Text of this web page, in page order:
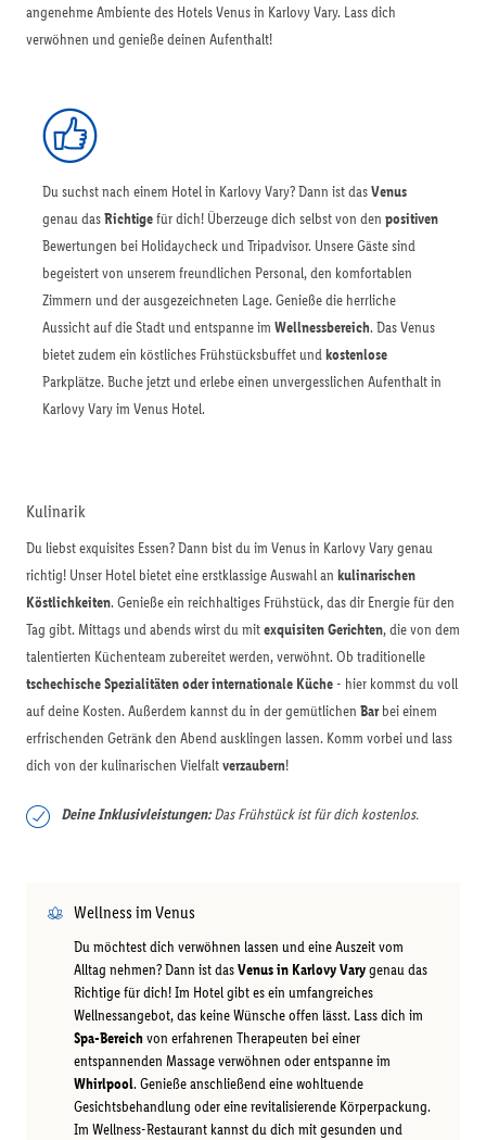
angenehme Ambiente des Hotels Venus in Karlovy Vary. Lass dich
verwöhnen und genieße deinen Aufenthalt!
Du suchst nach einem Hotel in Karlovy Vary? Dann ist dasVenus
genau dasRichtigefür dich! Überzeuge dich selbst von den positiven
Bewertungen bei Holidaycheck und Tripadvisor. Unsere Gäste sind
begeistert von unserem freundlichen Personal, den komfortablen
Zimmern und der ausgezeichneten Lage. Genieße die herrliche
Aussicht auf die Stadt und entspanne im Wellnessbereich. Das Venus
bietet zudem ein köstliches Frühstücksbuffet undkostenlose
Parkplätze. Buche jetzt und erlebe einen unvergesslichen Aufenthalt in
Karlovy Vary im Venus Hotel.
Kulinarik
Du liebst exquisites Essen? Dann bist du im Venus in Karlovy Vary genau
richtig! Unser Hotel bietet eine erstklassige Auswahl an kulinarischen
Köstlichkeiten. Genieße ein reichhaltiges Frühstück, das dir Energie für den
Tag gibt. Mittags und abends wirst du mitexquisiten Gerichten, die von dem
talentierten Küchenteam zubereitet werden, verwöhnt. Ob traditionelle
tschechische Spezialitäten oder internationale Küche - hier kommst du voll
auf deine Kosten. Außerdem kannst du in der gemütlichen Barbei einem
erfrischenden Getränk den Abend ausklingen lassen. Komm vorbei und lass
dich von der kulinarischen Vielfaltverzaubern!
Deine Inklusivleistungen:Das Frühstück ist für dich kostenlos.
Wellness im Venus
Du möchtest dich verwöhnen lassen und eine Auszeit vom
Alltag nehmen? Dann ist dasVenus in Karlovy Varygenau das
Richtige für dich! Im Hotel gibt es ein umfangreiches
Wellnessangebot, das keine Wünsche offen lässt. Lass dich im
Spa-Bereichvon erfahrenen Therapeuten bei einer
entspannenden Massage verwöhnen oder entspanne im
Whirlpool. Genieße anschließend eine wohltuende
Gesichtsbehandlung oder eine revitalisierende Körperpackung.
Im Wellness-Restaurant kannst du dich mit gesunden und